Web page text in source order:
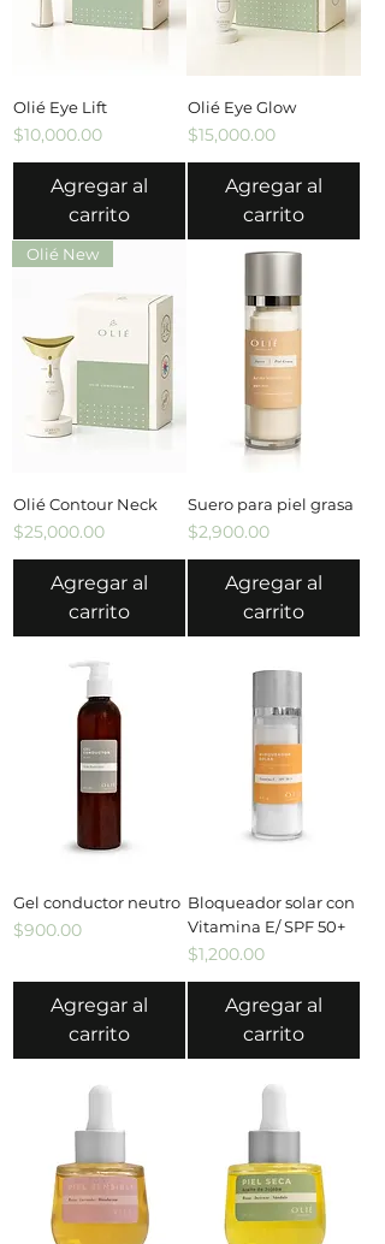
Olié Eye Lift
Precio
$10,000.00
Agregar al
carrito
Olié Eye Glow
Precio
$15,000.00
Agregar al
carrito
Olié New
Olié Contour Neck
Precio
$25,000.00
Agregar al
carrito
Suero para piel grasa
Precio
$2,900.00
Agregar al
carrito
Gel conductor neutro
Precio
$900.00
Agregar al
carrito
Bloqueador solar con
Vitamina E/ SPF 50+
Precio
$1,200.00
Agregar al
carrito